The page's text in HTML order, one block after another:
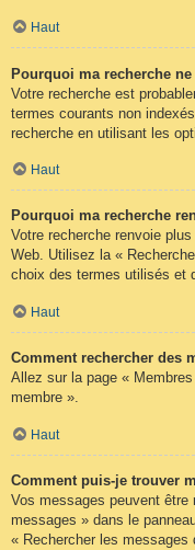
Haut
Pourquoi ma recherche
Votre recherche est
termes courants non
recherche en utilisant les
Haut
Pourquoi ma recherche
Votre recherche renvoie
Web. Utilisez la «
choix des termes utilisés et
Haut
Comment rechercher des
Allez sur la page «
membre ».
Haut
Comment puis-je trouver
Vos messages peuvent être
messages » dans le
« Rechercher les messages